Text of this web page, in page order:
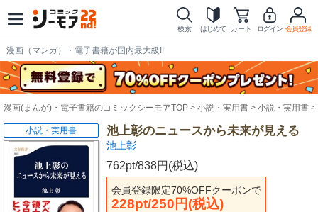
検索 はじめて カート ログイン 会員登録
漫画（マンガ）・電子書籍が国内最大級!!
漫画(まんが)・電子書籍のコミックシーモアTOP 小説・実用書 小説・実用書
池上彰のニュースから未来が見える
池上彰
762pt/838円(税込)
会員登録限定70%OFFクーポンで
228pt/250円(税込)
小説・実用書